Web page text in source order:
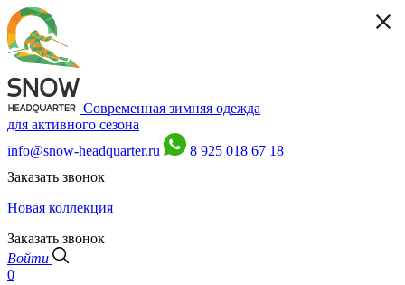
Современная зимняя одежда
для активного сезона
info@snow-headquarter.ru
8 925 018 67 18
Заказать звонок
Новая коллекция
Заказать звонок
Войти
0